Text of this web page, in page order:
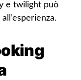
e twilight può